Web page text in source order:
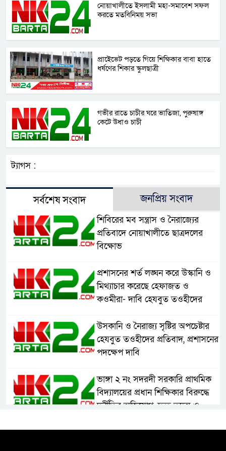
নোয়াখালীতে ইসলামী মহা-সমাবেশ সফল
করতে মতবিনিময় সভা
প্রাইেভেট পড়তে গিয়ে শিক্ষিকার বাবা হাতে
ধর্ষণের শিকার স্কুলছাত্রী
গভীর রাতে চাচীর ঘরে ভাতিজা, পুরুষাঙ্গ
কেটে উধাও চাচী
ট্যাগস :
সর্বশেষ সংবাদ জনপ্রিয় সংবাদ
শিবিরের মব সন্ত্রাস ও নৈরাজ্যের
প্রতিবাদে নোয়াখালীতে ছাত্রদলের
বিক্ষোভ
প্রশাসনের শর্ত লঙ্ঘন করে উস্কানি ও
মিথ্যাচার করেছে হেফাজত ও
কওমীরা- দাবি হেযবুত তওহীদের
উসকানি ও নৈরাজ্য সৃষ্টির অপচেষ্টার
হেযবুত তওহীদের প্রতিবাদ, প্রশাসনের
পদক্ষেপ দাবি
ভাঙ্গা ২ নং সদরদী সরকারি প্রাথমিক
বিদ্যালয়ের প্রধান শিক্ষিকার বিরুদ্ধে
দুর্নীতির অভিযোগ, দ্রুত তদন্ত ও